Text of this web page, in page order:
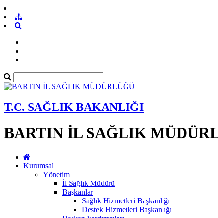
T.C. SAĞLIK BAKANLIĞI
BARTIN İL SAĞLIK
Kurumsal
Yönetim
İl Sağlık Müdürü
Başkanlar
Sağlık Hizmetleri Başkanlığı
Destek Hizmetleri Başkanlığı